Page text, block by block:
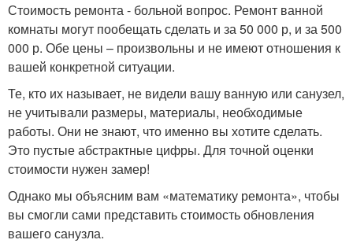
Стоимость ремонта - больной вопрос. Ремонт ванной
комнаты могут пообещать сделать и за 50 000 р, и за 500
000 р. Обе цены – произвольны и не имеют отношения к
вашей конкретной ситуации.
Те, кто их называет, не видели вашу ванную или санузел,
не учитывали размеры, материалы, необходимые
работы. Они не знают, что именно вы хотите сделать.
Это пустые абстрактные цифры. Для точной оценки
стоимости нужен замер!
Однако мы объясним вам «математику ремонта», чтобы
вы смогли сами представить стоимость обновления
вашего санузла.